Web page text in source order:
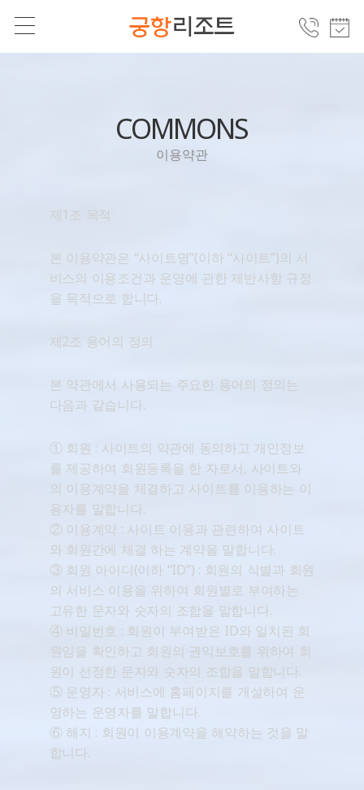
COMMONS
이용약관
제1조 목적
본 이용약관은 “사이트명”(이하 “사이트”)의 서
비스의 이용조건과 운영에 관한 제반사항 규정
을 목적으로 합니다.
제2조 용어의 정의
본 약관에서 사용되는 주요한 용어의 정의는
다음과 같습니다.
① 회원 : 사이트의 약관에 동의하고 개인정보
를 제공하여 회원등록을 한 자로서, 사이트와
의 이용계약을 체결하고 사이트를 이용하는 이
용자를 말합니다.
② 이용계약 : 사이트 이용과 관련하여 사이트
와 회원간에 체결 하는 계약을 말합니다.
③ 회원 아이디(이하 “ID”) : 회원의 식별과 회원
의 서비스 이용을 위하여 회원별로 부여하는
고유한 문자와 숫자의 조합을 말합니다.
④ 비밀번호 : 회원이 부여받은 ID와 일치된 회
원임을 확인하고 회원의 권익보호를 위하여 회
원이 선정한 문자와 숫자의 조합을 말합니다.
⑤ 운영자 : 서비스에 홈페이지를 개설하여 운
영하는 운영자를 말합니다.
⑥ 해지 : 회원이 이용계약을 해약하는 것을 말
합니다.